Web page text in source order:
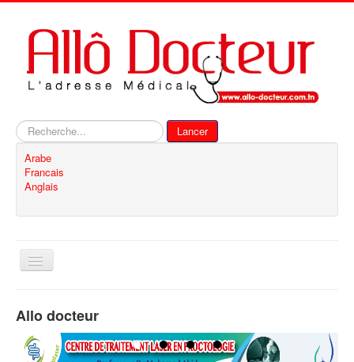
Rechercher
Lancer
Arabe
Francais
Anglais
Basculer
Contact
Allo docteur